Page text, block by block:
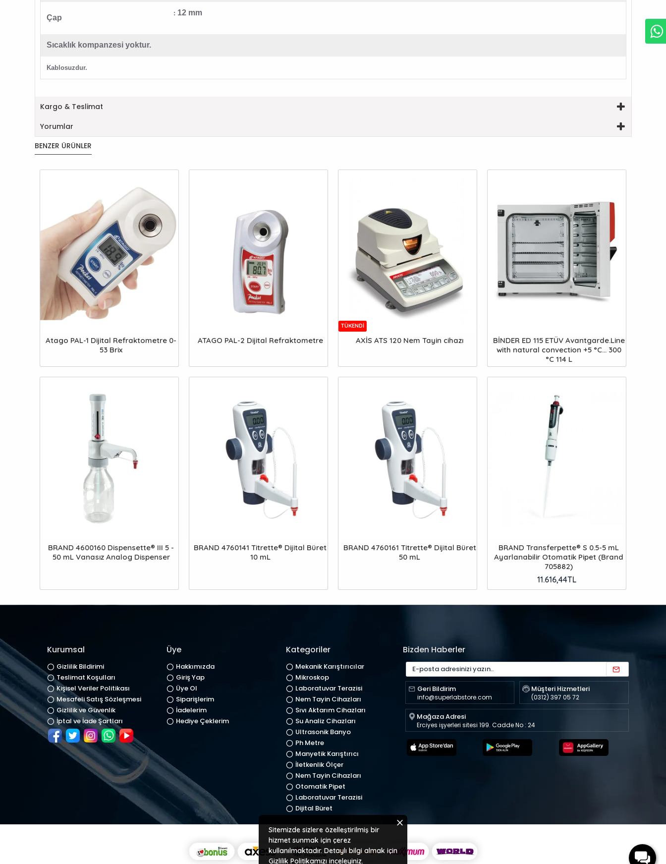
BENZER ÜRÜNLER
Atago PAL-1 Dijital Refraktometre 0-
53 Brix
ATAGO PAL-2 Dijital Refraktometre
TÜKENDI
AXİS ATS 120 Nem Tayin cihazı
BİNDER ED 115 ETÜV Avantgarde.Line
with natural convection +5 °C... 300
°C 114 L
BRAND 4600160 Dispensette® III 5 -
50 mL Vanasız Analog Dispenser
BRAND 4760141 Titrette® Dijital Büret
10 mL
BRAND 4760161 Titrette® Dijital Büret
50 mL
BRAND Transferpette® S 0.5-5 mL
Ayarlanabilir Otomatik Pipet (Brand
705882)
11.616,44TL
Çap
: 12 mm
Sıcaklık kompanzesi yoktur.
Kablosuzdur.
Kargo & Teslimat
Yorumlar
Kurumsal
Gizlilik Bildirimi
Teslimat Koşulları
Kişisel Veriler Politikası
Mesafeli Satış Sözleşmesi
Gizlilik ve Güvenlik
İptal ve İade Şartları
Üye
Hakkımızda
Giriş Yap
Üye Ol
Siparişlerim
İadelerim
Hediye Çeklerim
Kategoriler
Mekanik Karıştırıcılar
Mikroskop
Laboratuvar Terazisi
Nem Tayin Cihazları
Sıvı Aktarım Cihazları
Su Analiz Cihazları
Ultrasonik Banyo
Ph Metre
Manyetik Karıştırıcı
İletkenlik Ölçer
Nem Tayin Cihazları
Otomatik Pipet
Laboratuvar Terazisi
Dijital Büret
Bizden Haberler
Geri Bildirim
info@superlabstore.com
Müşteri Hizmetleri
(0312) 397 05 72
Mağaza Adresi
Erciyes işyerleri sitesi 199. Cadde No : 24
Sitemizde sizlere özelleştirilmiş bir
hizmet sunmak için çerez
kullanılmaktadır. Detaylı bilgi almak için
Gizlilik Politikamızı inceleyiniz.